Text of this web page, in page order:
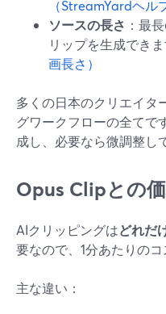
（StreamYardヘル
ソースの長さ ：最
リップを生成できま
画長さ）
多くの日本のクリエイタ
グワークフローの全てで
成し、必要なら微調整し
Opus Clipとの
AIクリッピングはどれだ
要なので、1分あたりの
主な違い：